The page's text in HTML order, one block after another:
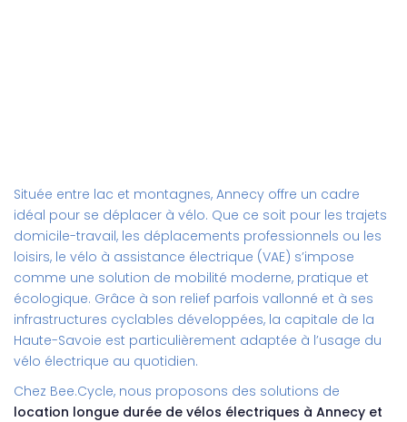
Située entre lac et montagnes, Annecy offre un cadre
idéal pour se déplacer à vélo. Que ce soit pour les trajets
domicile-travail, les déplacements professionnels ou les
loisirs, le vélo à assistance électrique (VAE) s’impose
comme une solution de mobilité moderne, pratique et
écologique. Grâce à son relief parfois vallonné et à ses
infrastructures cyclables développées, la capitale de la
Haute-Savoie est particulièrement adaptée à l’usage du
vélo électrique au quotidien.
Chez Bee.Cycle, nous proposons des solutions de
location longue durée de vélos électriques à Annecy et